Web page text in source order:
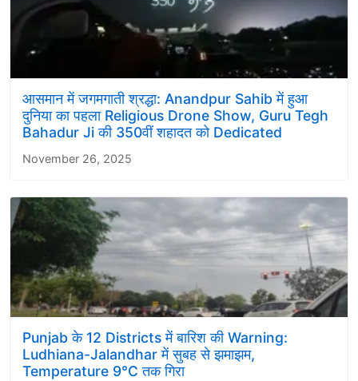
आसमान में जगमगाती श्रद्धा: Anandpur Sahib में हुआ
दुनिया का पहला Religious Drone Show, Guru Tegh
Bahadur Ji की 350वीं शहादत को Dedicated
November 26, 2025
Punjab के 12 Districts में बारिश की Warning:
Ludhiana-Jalandhar में सुबह से झमाझम,
Temperature 9°C तक गिरा